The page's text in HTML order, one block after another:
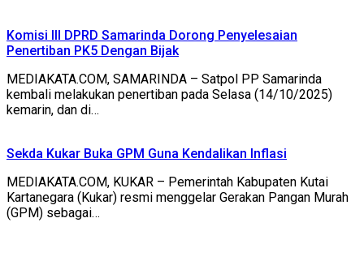
Komisi III DPRD Samarinda Dorong Penyelesaian
Penertiban PK5 Dengan Bijak
MEDIAKATA.COM, SAMARINDA – Satpol PP Samarinda
kembali melakukan penertiban pada Selasa (14/10/2025)
kemarin, dan di…
Sekda Kukar Buka GPM Guna Kendalikan Inflasi
MEDIAKATA.COM, KUKAR – Pemerintah Kabupaten Kutai
Kartanegara (Kukar) resmi menggelar Gerakan Pangan Murah
(GPM) sebagai…